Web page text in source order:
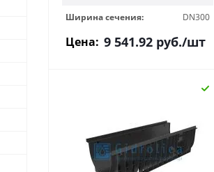
Ширина сечения:
DN300
Цена: 9 541.92руб./шт